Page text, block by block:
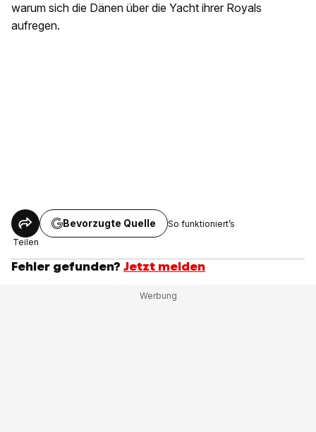
warum sich die Dänen über die Yacht ihrer Royals
aufregen.
Teilen
Bevorzugte Quelle So funktioniert’s
Fehler gefunden? Jetzt melden